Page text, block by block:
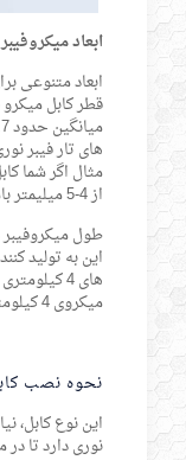
ابعاد میکروفیبر
ابعاد متنوعی
های تار فیبر
از 4-5 میلیمتر باشد.
این به تولید
های 4
میکروی 4 کیلومتری تولید کنند.
نحوه نصب
نوری دارد تا